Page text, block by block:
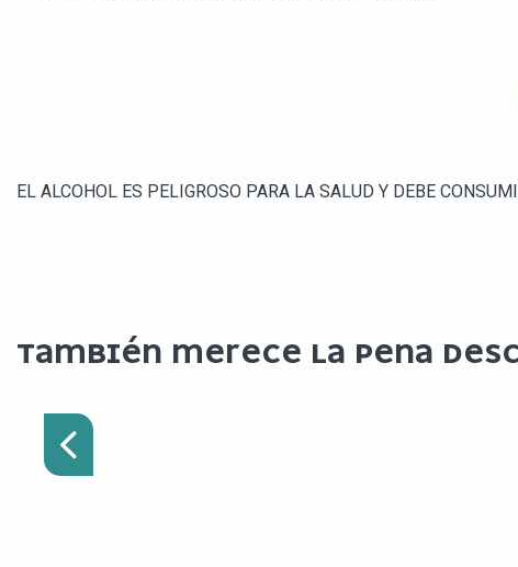
EL ALCOHOL ES PELIGROSO PARA LA SALUD Y DEBE
TAMBIÉN MERECE LA PENA
¿LE APETECE UN
ALMUERZO